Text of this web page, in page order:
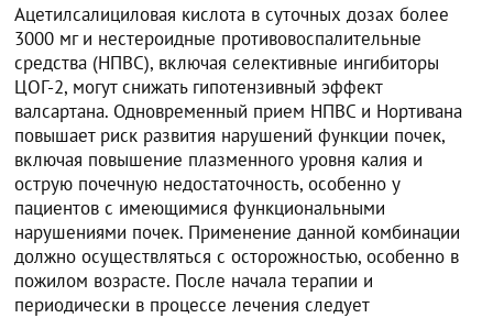
Ацетилсалициловая кислота в суточных дозах более
3000 мг и нестероидные противовоспалительные
средства (НПВС), включая селективные ингибиторы
ЦОГ-2, могут снижать гипотензивный эффект
валсартана. Одновременный прием НПВС и Нортивана
повышает риск развития нарушений функции почек,
включая повышение плазменного уровня калия и
острую почечную недостаточность, особенно у
пациентов с имеющимися функциональными
нарушениями почек. Применение данной комбинации
должно осуществляться с осторожностью, особенно в
пожилом возрасте. После начала терапии и
периодически в процессе лечения следует